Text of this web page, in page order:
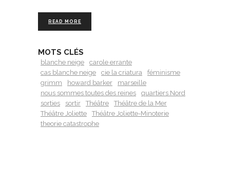
READ MORE
MOTS CLÉS
blanche neige
carole errante
cas blanche neige
cie la criatura
féminisme
grimm
howard barker
marseille
nous sommes toutes des reines
quartiers Nord
sorties
sortir Théâtre
Théâtre de la Mer
Théâtre Joliette
Théâtre Joliette-Minoterie
theorie catastrophe